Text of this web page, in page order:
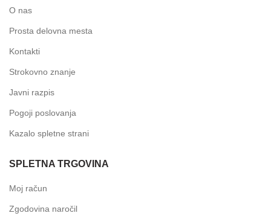
O nas
Prosta delovna mesta
Kontakti
Strokovno znanje
Javni razpis
Pogoji poslovanja
Kazalo spletne strani
SPLETNA TRGOVINA
Moj račun
Zgodovina naročil